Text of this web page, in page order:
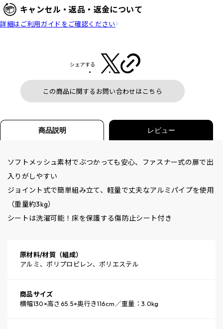
キャンセル・返品・返金について
詳細はご利用ガイドをご確認ください
シェアする
この商品に関するお問い合わせはこちら
商品説明 レビュー
ソフトメッシュ素材でぶつかっても安心、ファスナー式の扉で出
入りがしやすい
ジョイント式で簡単組み立て、軽量で丈夫なアルミパイプを使用
（重量約3kg）
シートは洗濯可能！床を保護する傷防止シート付き
原材料/材質（組成）
アルミ、ポリプロピレン、ポリエステル
商品サイズ
横幅130×高さ65.5×奥行き116cm／重量：3.0kg